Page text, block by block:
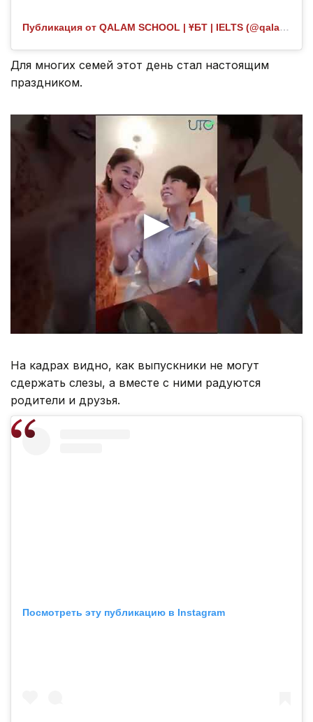
Публикация от QALAM SCHOOL | ҰБТ | IELTS (@qalam.highschool)
Для многих семей этот день стал настоящим
праздником.
На кадрах видно, как выпускники не могут
сдержать слезы, а вместе с ними радуются
родители и друзья.
Посмотреть эту публикацию в Instagram